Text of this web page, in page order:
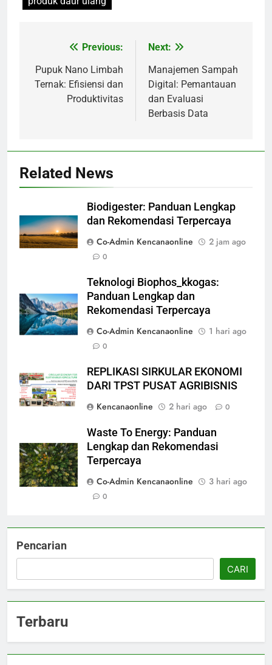
Navigasi
pos
Previous:
Pupuk Nano Limbah
Ternak: Efisiensi dan
Produktivitas
Next:
Manajemen Sampah
Digital: Pemantauan
dan Evaluasi
Berbasis Data
Related News
Biodigester: Panduan Lengkap
dan Rekomendasi Terpercaya
Co-Admin Kencanaonline
2 jam ago
0
Teknologi Biophos_kkogas:
Panduan Lengkap dan
Rekomendasi Terpercaya
Co-Admin Kencanaonline
1 hari ago
0
REPLIKASI SIRKULAR EKONOMI
DARI TPST PUSAT AGRIBISNIS
Kencanaonline
2 hari ago 0
Waste To Energy: Panduan
Lengkap dan Rekomendasi
Terpercaya
Co-Admin Kencanaonline
3 hari ago
0
Pencarian
CARI
Terbaru